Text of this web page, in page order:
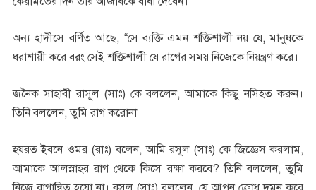
অন্য হাদীসে বর্ণিত আছে, “সে ব্যক্তি এমন শক্তিশালী নয় যে, মানুষকে
ধরাশায়ী করে বরং সেই শক্তিশালী যে রাগের সময় নিজেকে নিয়ন্ত্রণ করে।
জনৈক সাহাবী রাসূল (সাঃ) কে বললেন, আমাকে কিছু নসিহত করুন।
তিনি বললেন, তুমি রাগ করোনা।
হযরত ইবনে ওমর (রাঃ) বলেন, আমি রসূল (সাঃ) কে জিজ্ঞেস করলাম,
আমাকে আলস্নাহর রাগ থেকে কিসে রক্ষা করবে? তিনি বললেন, তুমি